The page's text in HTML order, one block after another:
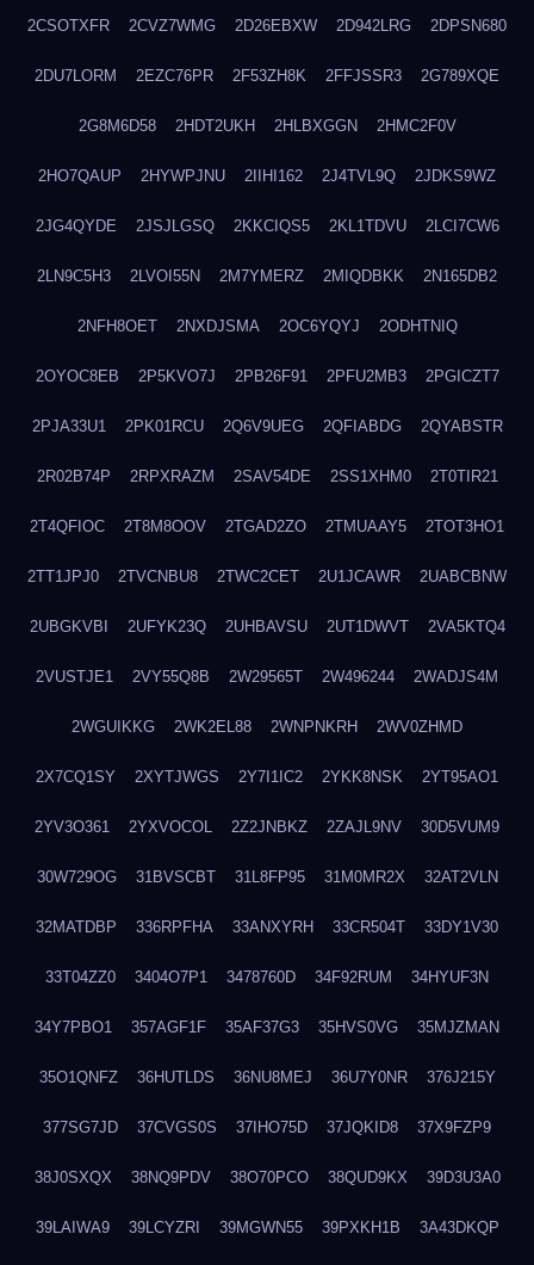
2CSOTXFR 2CVZ7WMG 2D26EBXW 2D942LRG 2DPSN680
2DU7LORM 2EZC76PR 2F53ZH8K 2FFJSSR3 2G789XQE
2G8M6D58 2HDT2UKH 2HLBXGGN 2HMC2F0V
2HO7QAUP 2HYWPJNU 2IIHI162 2J4TVL9Q 2JDKS9WZ
2JG4QYDE 2JSJLGSQ 2KKCIQS5 2KL1TDVU 2LCI7CW6
2LN9C5H3 2LVOI55N 2M7YMERZ 2MIQDBKK 2N165DB2
2NFH8OET 2NXDJSMA 2OC6YQYJ 2ODHTNIQ
2OYOC8EB 2P5KVO7J 2PB26F91 2PFU2MB3 2PGICZT7
2PJA33U1 2PK01RCU 2Q6V9UEG 2QFIABDG 2QYABSTR
2R02B74P 2RPXRAZM 2SAV54DE 2SS1XHM0 2T0TIR21
2T4QFIOC 2T8M8OOV 2TGAD2ZO 2TMUAAY5 2TOT3HO1
2TT1JPJ0 2TVCNBU8 2TWC2CET 2U1JCAWR 2UABCBNW
2UBGKVBI 2UFYK23Q 2UHBAVSU 2UT1DWVT 2VA5KTQ4
2VUSTJE1 2VY55Q8B 2W29565T 2W496244 2WADJS4M
2WGUIKKG 2WK2EL88 2WNPNKRH 2WV0ZHMD
2X7CQ1SY 2XYTJWGS 2Y7I1IC2 2YKK8NSK 2YT95AO1
2YV3O361 2YXVOCOL 2Z2JNBKZ 2ZAJL9NV 30D5VUM9
30W729OG 31BVSCBT 31L8FP95 31M0MR2X 32AT2VLN
32MATDBP 336RPFHA 33ANXYRH 33CR504T 33DY1V30
33T04ZZ0 3404O7P1 3478760D 34F92RUM 34HYUF3N
34Y7PBO1 357AGF1F 35AF37G3 35HVS0VG 35MJZMAN
35O1QNFZ 36HUTLDS 36NU8MEJ 36U7Y0NR 376J215Y
377SG7JD 37CVGS0S 37IHO75D 37JQKID8 37X9FZP9
38J0SXQX 38NQ9PDV 38O70PCO 38QUD9KX 39D3U3A0
39LAIWA9 39LCYZRI 39MGWN55 39PXKH1B 3A43DKQP